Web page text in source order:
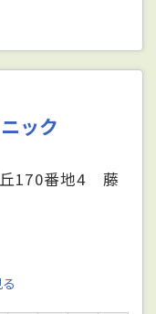
ック
170番地4 藤